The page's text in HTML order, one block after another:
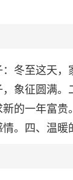
冬至这天
象征圆满
的一年富
。四、温暖